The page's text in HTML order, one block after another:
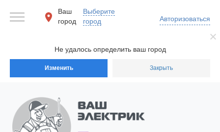
Не удалось определить ваш город
Изменить Закрыть
Ваш
город
Выберите
город
Авторизоваться